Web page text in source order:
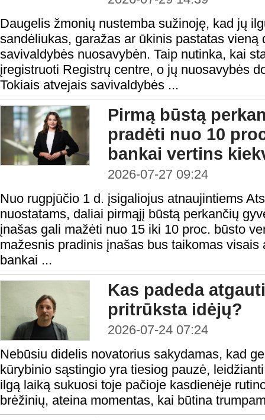
Daugelis žmonių nustemba sužinoję, kad jų
sandėliukas, garažas ar ūkinis pastatas vieną
savivaldybės nuosavybėn. Taip nutinka, kai
įregistruoti Registrų centre, o jų nuosavybės
Tokiais atvejais savivaldybės ...
Pirmą būstą
pradėti nuo 10
bankai vertins
2026-07-27 09:24
Nuo rugpjūčio 1 d. įsigaliojus atnaujintiems
nuostatams, daliai pirmąjį būstą perkančių
įnašas gali mažėti nuo 15 iki 10 proc. būsto
mažesnis pradinis įnašas bus taikomas
bankai ...
Kas padeda
pritrūksta idėjų?
2026-07-24 07:24
Nebūsiu didelis novatorius sakydamas, kad
kūrybinio sąstingio yra tiesiog pauzė,
ilgą laiką sukuosi toje pačioje kasdienėje
brėžinių, ateina momentas, kai būtina